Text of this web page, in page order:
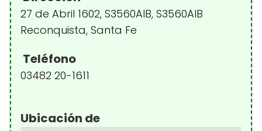
27 de Abril 1602, S3560AIB, S3560AIB
Reconquista, Santa Fe
Teléfono
03482 20-1611
Ubicación de